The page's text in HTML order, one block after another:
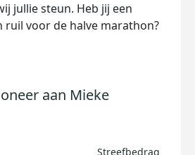
jullie steun. Heb jij een
ruil voor de halve marathon?
aan Mieke
Streefbedrag